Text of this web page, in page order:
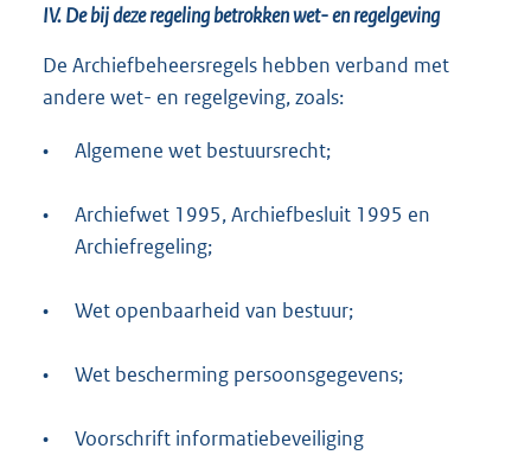
IV. De bij deze regeling betrokken wet- en regelgeving
De Archiefbeheersregels hebben verband met
andere wet- en regelgeving, zoals:
• Algemene wet bestuursrecht;
•
Archiefwet 1995, Archiefbesluit 1995 en
Archiefregeling;
• Wet openbaarheid van bestuur;
• Wet bescherming persoonsgegevens;
•
Voorschrift informatiebeveiliging